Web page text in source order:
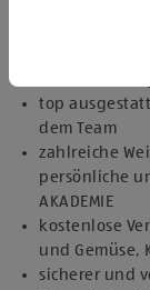
top
dem Team
zahlreiche
persönliche
AKADEMIE
kostenlose
und Gemüse,
sicherer und